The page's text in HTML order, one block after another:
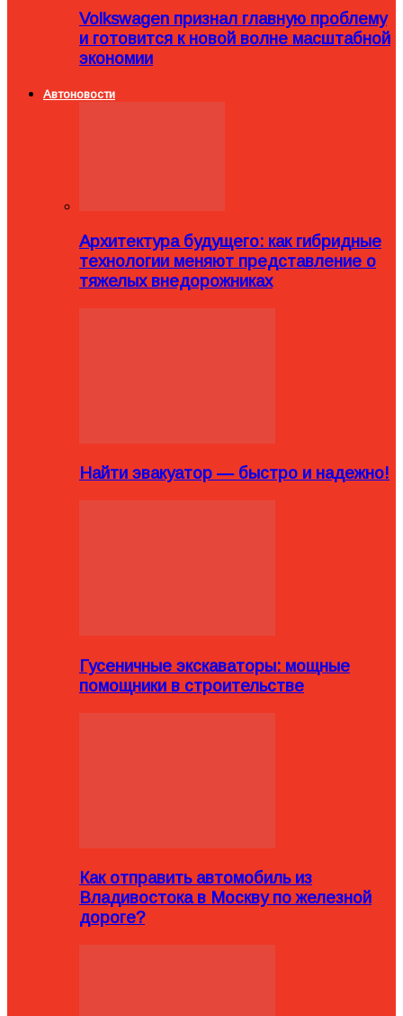
Volkswagen признал главную проблему
и готовится к новой волне масштабной
экономии
Автоновости
Архитектура будущего: как гибридные
технологии меняют представление о
тяжелых внедорожниках
Найти эвакуатор — быстро и надежно!
Гусеничные экскаваторы: мощные
помощники в строительстве
Как отправить автомобиль из
Владивостока в Москву по железной
дороге?